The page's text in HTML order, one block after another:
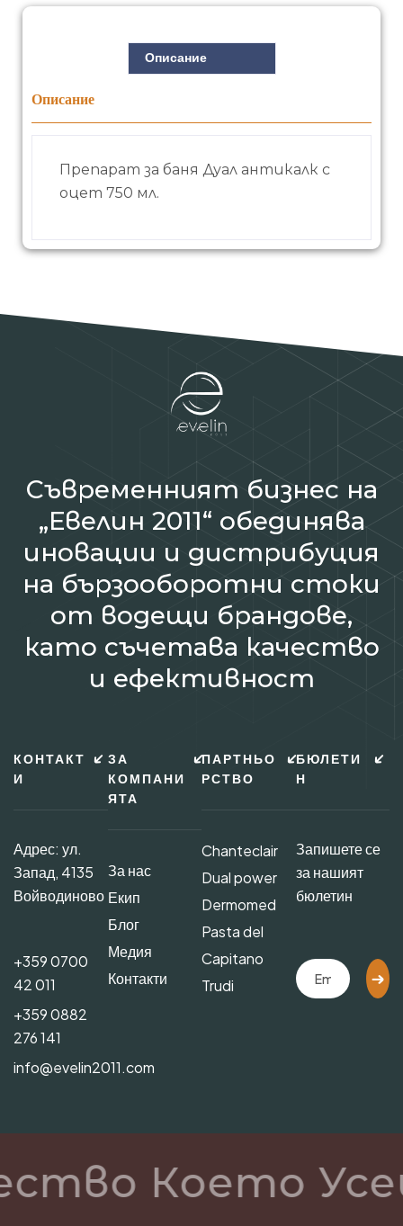
Описание
Описание
Препарат за баня Дуал антикалк с
оцет 750 мл.
Съвременният бизнес на
„Евелин 2011“ обединява
иновации и дистрибуция
на бързооборотни стоки
от водещи брандове,
като съчетава качество
и ефективност
КОНТАКТ
И
Адрес: ул.
Запад, 4135
Войводиново
+359 0700
42 011
+359 0882
276 141
info@evelin2011.com
ЗА
КОМПАНИ
ЯТА
За нас
Екип
Блог
Медия
Контакти
ПАРТНЬО
РСТВО
Chanteclair
Dual power
Dermomed
Pasta del
Capitano
Trudi
БЮЛЕТИ
Н
Запишете се
за нашият
бюлетин
Което